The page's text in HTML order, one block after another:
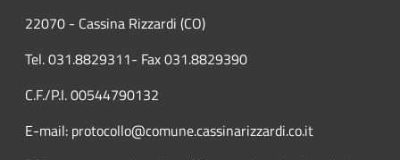
22070 - Cassina Rizzardi (CO)
Tel. 031.8829311- Fax 031.8829390
C.F./P.I. 00544790132
E-mail: protocollo@comune.cassinarizzardi.co.it